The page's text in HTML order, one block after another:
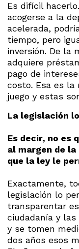
Es difícil
acogerse a la
acelerada,
tiempo, pero
inversión. De la
adquiere
pago de
costo. Esa es la
juego y estas
La legislación
Es decir, no es
al margen de la
que la ley le
Exactamente,
legislación lo
transparentar
ciudadanía y
y se tomen
dos años esos